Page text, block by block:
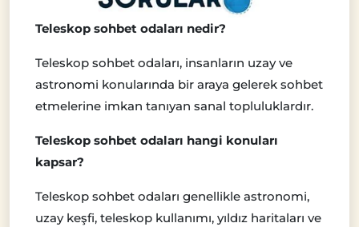
Teleskop sohbet odaları nedir?
Teleskop sohbet odaları, insanların uzay ve
astronomi konularında bir araya gelerek sohbet
etmelerine imkan tanıyan sanal topluluklardır.
Teleskop sohbet odaları hangi konuları
kapsar?
Teleskop sohbet odaları genellikle astronomi,
uzay keşfi, teleskop kullanımı, yıldız haritaları ve